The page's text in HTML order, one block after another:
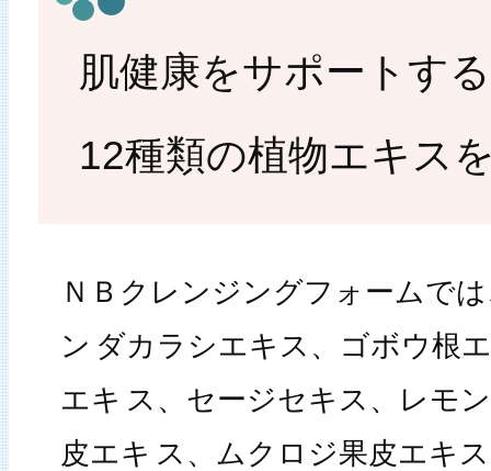
肌健康をサポートす
12種類の植物エキス
ＮＢクレンジングフォームで
ン ダカラシエキス、ゴボウ根
エキ ス、セージセキス、レモ
皮エキ ス、ムクロジ果皮エキ